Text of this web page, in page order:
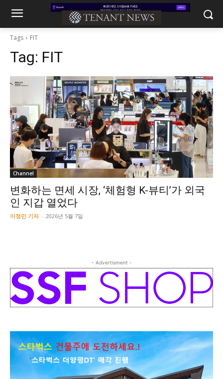
Tags FIT
Tag: FIT
Channel
변화하는 면세 시장, ‘체험형 K-뷰티’가 외국
인 지갑 열었다
이정민 기자 - 2026년 5월 7일
- Advertisment -